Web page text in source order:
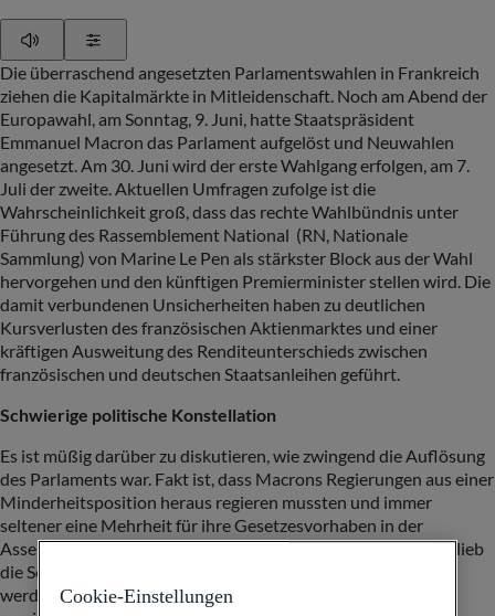
Die überraschend angesetzten Parlamentswahlen in Frankreich
ziehen die Kapitalmärkte in Mitleidenschaft. Noch am Abend der
Europawahl, am Sonntag, 9. Juni, hatte Staatspräsident
Emmanuel Macron das Parlament aufgelöst und Neuwahlen
angesetzt. Am 30. Juni wird der erste Wahlgang erfolgen, am 7.
Juli der zweite. Aktuellen Umfragen zufolge ist die
Wahrscheinlichkeit groß, dass das rechte Wahlbündnis unter
Führung des Rassemblement National (RN, Nationale
Sammlung) von Marine Le Pen als stärkster Block aus der Wahl
hervorgehen und den künftigen Premierminister stellen wird. Die
damit verbundenen Unsicherheiten haben zu deutlichen
Kursverlusten des französischen Aktienmarktes und einer
kräftigen Ausweitung des Renditeunterschieds zwischen
französischen und deutschen Staatsanleihen geführt.
Schwierige politische Konstellation
Es ist müßig darüber zu diskutieren, wie zwingend die Auflösung
des Parlaments war. Fakt ist, dass Macrons Regierungen aus einer
Minderheitsposition heraus regieren mussten und immer
seltener eine Mehrheit für ihre Gesetzesvorhaben in der
Assemblée nationale (Nationalversammlung) fanden. Stets blieb
die Sorge, durch ein Misstrauensvotum zu Fall gebracht zu
werden. Dass Macron das Parlament aufgelöst hat, zeigt
Cookie-Einstellungen